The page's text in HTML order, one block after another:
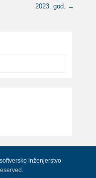
2023. god. →
inženjerstvo